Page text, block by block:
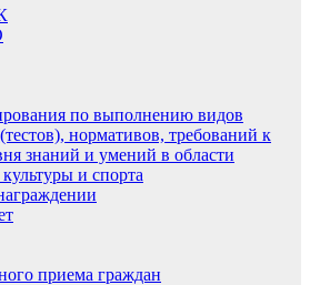
по выполнению видов
нормативов, требований к
знаний и умений в области
и спорта
приема граждан